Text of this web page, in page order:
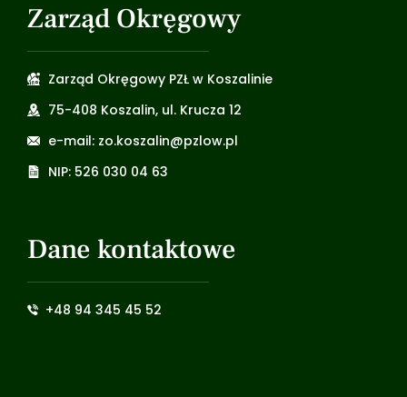
Zarząd Okręgowy
Zarząd Okręgowy PZŁ w Koszalinie
75-408 Koszalin, ul. Krucza 12
e-mail: zo.koszalin@pzlow.pl
NIP: 526 030 04 63
Dane kontaktowe
+48 94 345 45 52